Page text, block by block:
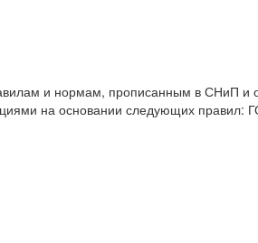
и нормам, прописанным в СНиП
на основании следующих